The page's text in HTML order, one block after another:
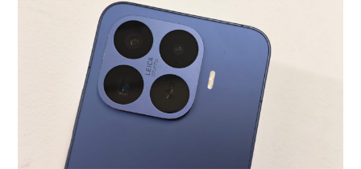
Huawei se luce todavía más
porque no necesita inventar
tanto para que la imagen se vea
firme. Es bueno porque no
abusa de la IA, pero a la vez es